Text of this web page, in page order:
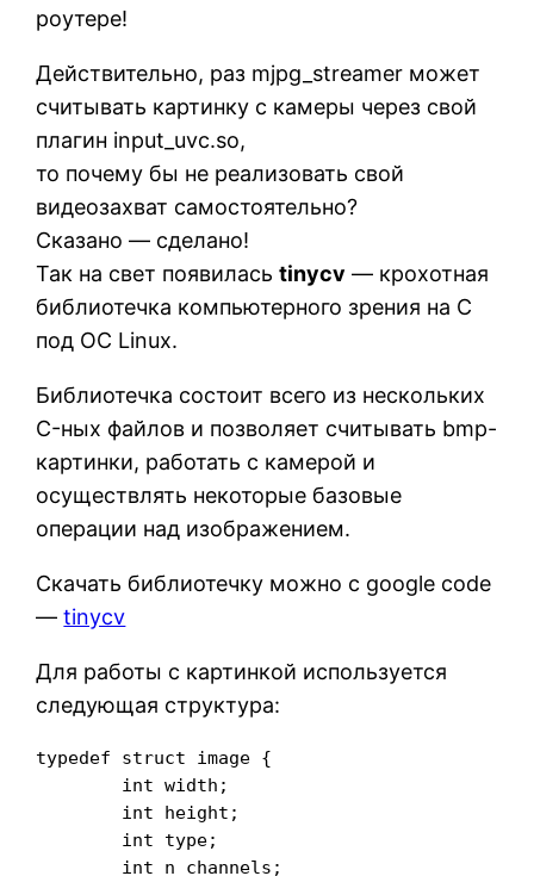
роутере!
Действительно, раз mjpg_streamer может
считывать картинку с камеры через свой
плагин input_uvc.so,
то почему бы не реализовать свой
видеозахват самостоятельно?
Сказано — сделано!
Так на свет появиласьtinycv — крохотная
библиотечка компьютерного зрения на C
под ОС Linux.
Библиотечка состоит всего из нескольких
C-ных файлов и позволяет считывать bmp-
картинки, работать с камерой и
осуществлять некоторые базовые
операции над изображением.
Скачать библиотечку можно с google code
—tinycv
Для работы с картинкой используется
следующая структура:
typedef struct image {